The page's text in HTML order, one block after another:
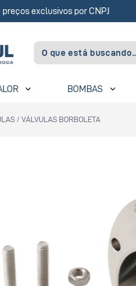
exclusivos por CNPJ
BOMBAS
/ VÁLVULAS BORBOLETA